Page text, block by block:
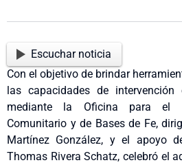
Escuchar noticia
Con el objetivo de brindar
las capacidades de intervención
mediante la Oficina para el
Comunitario y de Bases de Fe,
Martínez González, y el apoyo
Thomas Rivera Schatz, celebró el